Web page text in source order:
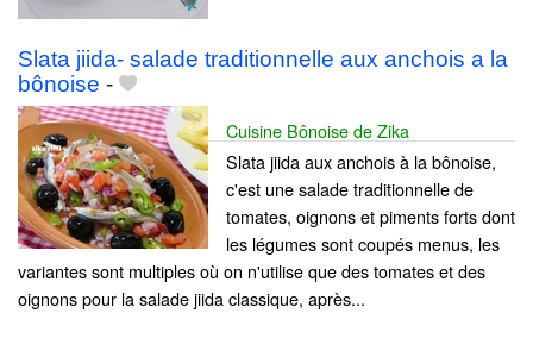
Slata jiida- salade traditionnelle aux anchois a la
bônoise -
Cuisine Bônoise de Zika
Slata jiida aux anchois à la bônoise,
c'est une salade traditionnelle de
tomates, oignons et piments forts dont
les légumes sont coupés menus, les
variantes sont multiples où on n'utilise que des tomates et des
oignons pour la salade jiida classique, après...